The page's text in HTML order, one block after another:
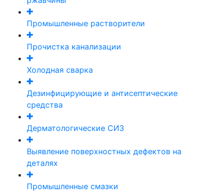
Промышленные растворители
Прочистка канализации
Холодная сварка
Дезинфицирующие и антисептические
средства
Дерматологические СИЗ
Выявление поверхностных дефектов на
деталях
Промышленные смазки